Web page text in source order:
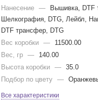
Нанесение
—
Вышивка, DTF
Шелкография, DTG, Лейбл,
DTF трансфер, DTG
Вес коробки
—
11500.00
Вес, гр
—
140.00
Высота коробки
—
35.0
Подбор по цвету
—
Все характеристики